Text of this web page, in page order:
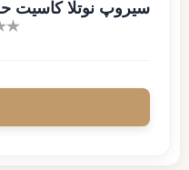
سیروپ نوتلا کاسیت حجم